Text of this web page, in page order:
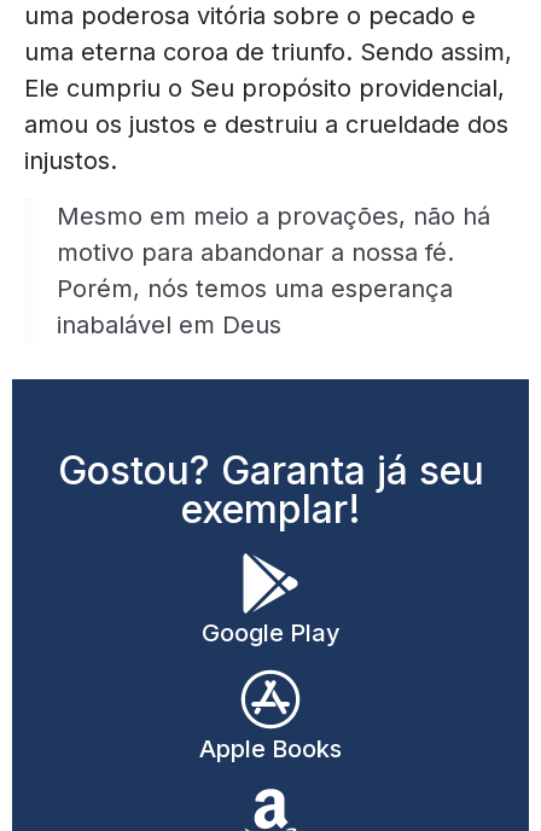
uma poderosa vitória sobre o pecado e
uma eterna coroa de triunfo. Sendo assim,
Ele cumpriu o Seu propósito providencial,
amou os justos e destruiu a crueldade dos
injustos.
Mesmo em meio a provações, não há
motivo para abandonar a nossa fé.
Porém, nós temos uma esperança
inabalável em Deus
Gostou? Garanta já seu
exemplar!
Google Play
Apple Books